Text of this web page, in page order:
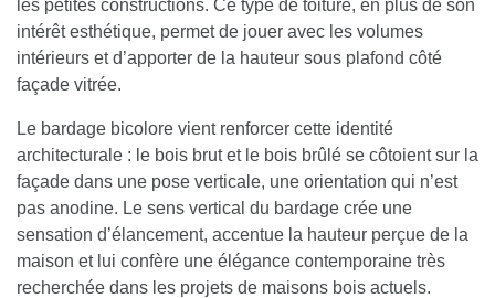
les petites constructions. Ce type de toiture, en plus de son
intérêt esthétique, permet de jouer avec les volumes
intérieurs et d’apporter de la hauteur sous plafond côté
façade vitrée.
Le bardage bicolore vient renforcer cette identité
architecturale : le bois brut et le bois brûlé se côtoient sur la
façade dans une pose verticale, une orientation qui n’est
pas anodine. Le sens vertical du bardage crée une
sensation d’élancement, accentue la hauteur perçue de la
maison et lui confère une élégance contemporaine très
recherchée dans les projets de maisons bois actuels.